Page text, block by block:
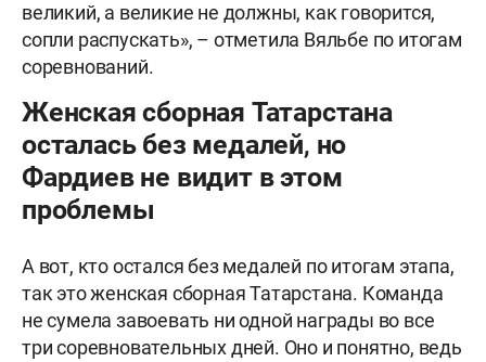
великий, а великие не должны, как говорится,
сопли распускать», – отметила Вяльбе по итогам
соревнований.
Женская сборная Татарстана
осталась без медалей, но
Фардиев не видит в этом
проблемы
А вот, кто остался без медалей по итогам этапа,
так это женская сборная Татарстана. Команда
не сумела завоевать ни одной награды во все
три соревновательных дней. Оно и понятно, ведь